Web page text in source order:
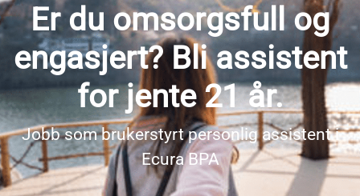
Er du omsorgsfull og
engasjert? Bli assistent
for jente 21 år.
Jobb som brukerstyrt personlig assistent i
Ecura BPA